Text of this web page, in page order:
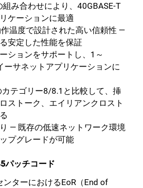
組み合わせにより、40GBASE-T
ケーションに最適
作温度で設計された高い信頼性 —
安定した性能を保証
ションをサポートし、1～
ーサネットアプリケーションに
カテゴリー8/8.1と比較して、挿
ストーク、エイリアンクロスト
— 既存の低速ネットワーク環境
プグレードが可能
パッチコード
ターにおけるEoR（End of